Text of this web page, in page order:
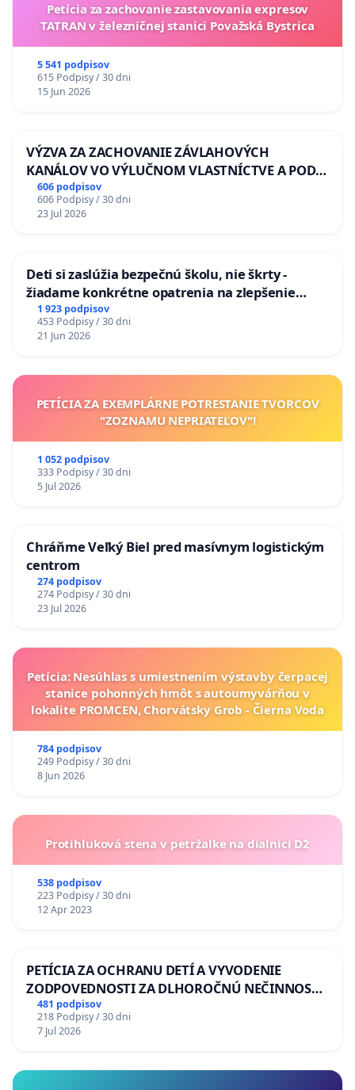
Petícia za zachovanie zastavovania expresov
TATRAN v železničnej stanici Považská Bystrica
5 541 podpisov
615 Podpisy / 30 dni
15 Jun 2026
VÝZVA ZA ZACHOVANIE ZÁVLAHOVÝCH
KANÁLOV VO VÝLUČNOM VLASTNÍCTVE A POD
KONTROLOU SLOVENSKEJ REPUBLIKY & žiadosť
na riešenie zanedbaného stavu závlahových a
odvodňovacích kanálov na Slovensku
606 podpisov
606 Podpisy / 30 dni
23 Jul 2026
Deti si zaslúžia bezpečnú školu, nie škrty -
žiadame konkrétne opatrenia na zlepšenie
situácie v školstve
1 923 podpisov
453 Podpisy / 30 dni
21 Jun 2026
PETÍCIA ZA EXEMPLÁRNE POTRESTANIE TVORCOV
"ZOZNAMU NEPRIATEĽOV"!
1 052 podpisov
333 Podpisy / 30 dni
5 Jul 2026
Chráňme Veľký Biel pred masívnym logistickým
centrom
274 podpisov
274 Podpisy / 30 dni
23 Jul 2026
Petícia: Nesúhlas s umiestnením výstavby čerpacej
stanice pohonných hmôt s autoumyvárňou v
lokalite PROMCEN, Chorvátsky Grob - Čierna Voda
784 podpisov
249 Podpisy / 30 dni
8 Jun 2026
Protihluková stena v petržalke na dialnici D2
538 podpisov
223 Podpisy / 30 dni
12 Apr 2023
PETÍCIA ZA OCHRANU DETÍ A VYVODENIE
ZODPOVEDNOSTI ZA DLHOROČNÚ NEČINNOSŤ
A ZLYHANIE ŠTÁTU
481 podpisov
218 Podpisy / 30 dni
7 Jul 2026